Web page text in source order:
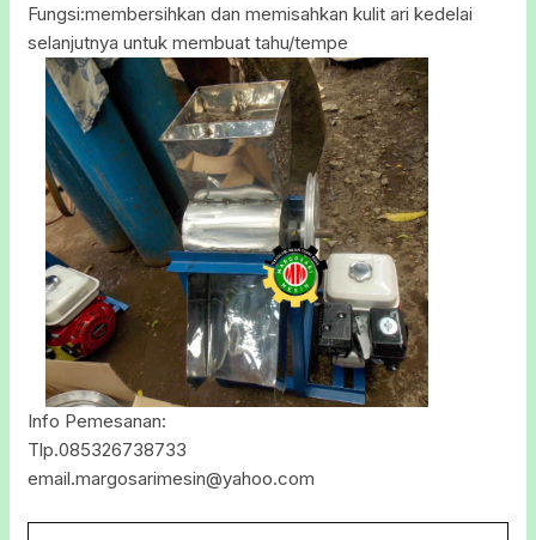
Fungsi:membersihkan dan memisahkan kulit ari kedelai
selanjutnya untuk membuat tahu/tempe
Info Pemesanan:
Tlp.085326738733
email.margosarimesin@yahoo.com